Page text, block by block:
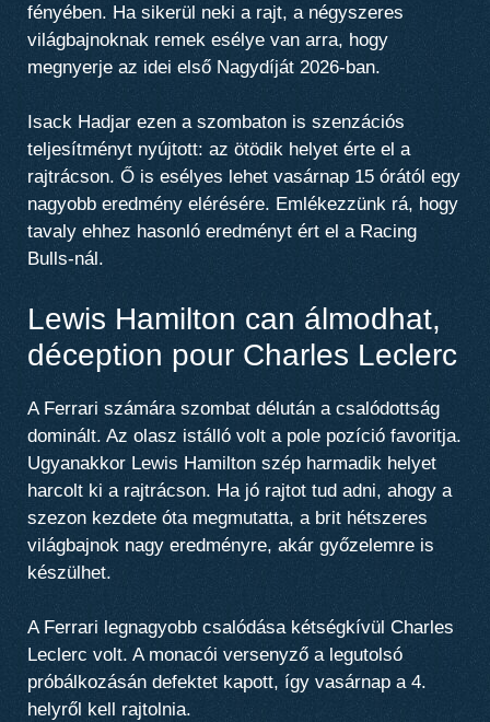
fényében. Ha sikerül neki a rajt, a négyszeres
világbajnoknak remek esélye van arra, hogy
megnyerje az idei első Nagydíját 2026-ban.
Isack Hadjar ezen a szombaton is szenzációs
teljesítményt nyújtott: az ötödik helyet érte el a
rajtrácson. Ő is esélyes lehet vasárnap 15 órától egy
nagyobb eredmény elérésére. Emlékezzünk rá, hogy
tavaly ehhez hasonló eredményt ért el a Racing
Bulls‑nál.
Lewis Hamilton can álmodhat,
déception pour Charles Leclerc
A Ferrari számára szombat délután a csalódottság
dominált. Az olasz istálló volt a pole pozíció favoritja.
Ugyanakkor Lewis Hamilton szép harmadik helyet
harcolt ki a rajtrácson. Ha jó rajtot tud adni, ahogy a
szezon kezdete óta megmutatta, a brit hétszeres
világbajnok nagy eredményre, akár győzelemre is
készülhet.
A Ferrari legnagyobb csalódása kétségkívül Charles
Leclerc volt. A monacói versenyző a legutolsó
próbálkozásán defektet kapott, így vasárnap a 4.
helyről kell rajtolnia.